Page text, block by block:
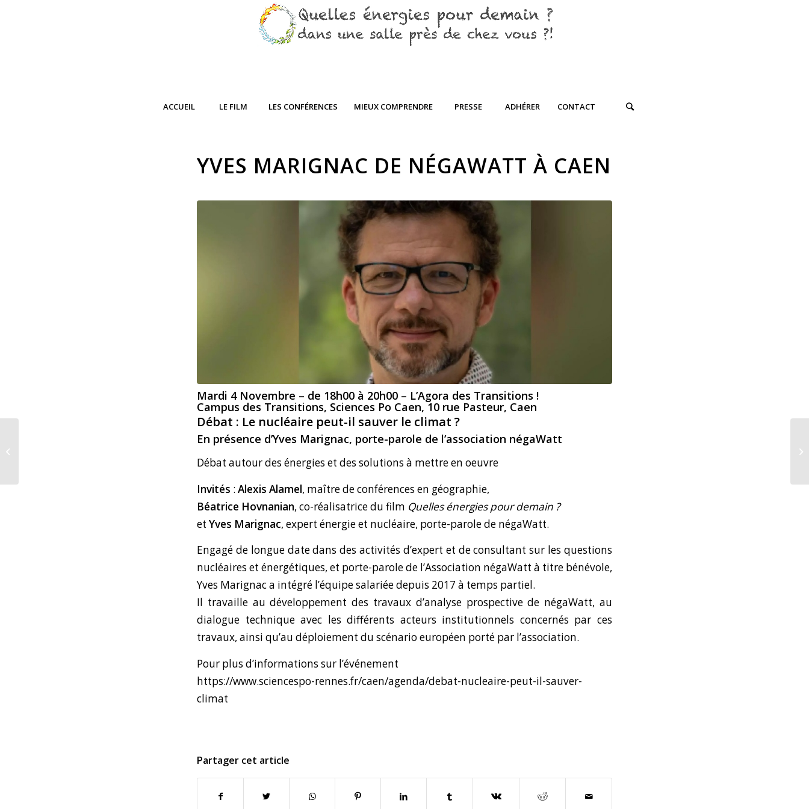
ACCUEIL LE FILM LES CONFÉRENCES MIEUX COMPRENDRE PRESSE ADHÉRER CONTACT
YVES MARIGNAC DE NÉGAWATT À CAEN
Mardi 4 Novembre – de 18h00 à 20h00 – L’Agora des Transitions !
Campus des Transitions, Sciences Po Caen, 10 rue Pasteur, Caen
Débat : Le nucléaire peut-il sauver le climat ?
En présence d’Yves Marignac, porte-parole de l’association négaWatt
Débat autour des énergies et des solutions à mettre en oeuvre
Invités : Alexis Alamel, maître de conférences en géographie,
Béatrice Hovnanian, co-réalisatrice du film Quelles énergies pour demain ?
et Yves Marignac, expert énergie et nucléaire, porte-parole de négaWatt.
Engagé de longue date dans des activités d’expert et de consultant sur les questions
nucléaires et énergétiques, et porte-parole de l’Association négaWatt à titre bénévole,
Yves Marignac a intégré l’équipe salariée depuis 2017 à temps partiel.
Il travaille au développement des travaux d’analyse prospective de négaWatt, au
dialogue technique avec les différents acteurs institutionnels concernés par ces
travaux, ainsi qu’au déploiement du scénario européen porté par l’association.
Pour plus d’informations sur l’événement
https://www.sciencespo-rennes.fr/caen/agenda/debat-nucleaire-peut-il-sauver-
climat
Partager cet article